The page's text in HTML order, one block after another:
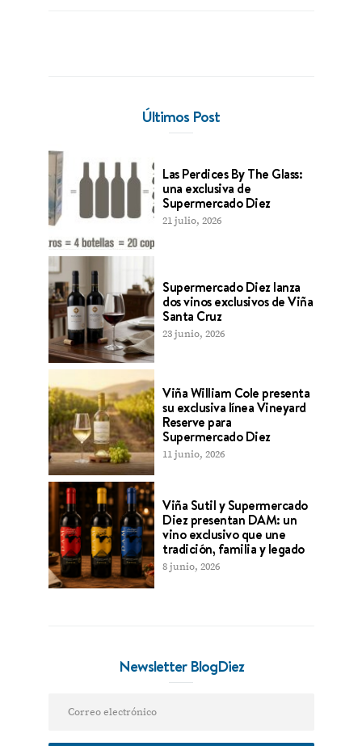
Últimos Post
Las Perdices By The Glass:
una exclusiva de
Supermercado Diez
21 julio, 2026
Supermercado Diez lanza
dos vinos exclusivos de Viña
Santa Cruz
23 junio, 2026
Viña William Cole presenta
su exclusiva línea Vineyard
Reserve para
Supermercado Diez
11 junio, 2026
Viña Sutil y Supermercado
Diez presentan DAM: un
vino exclusivo que une
tradición, familia y legado
8 junio, 2026
Newsletter BlogDiez